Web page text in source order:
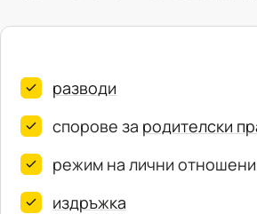
разводи
спорове за родителски
режим на лични
издръжка